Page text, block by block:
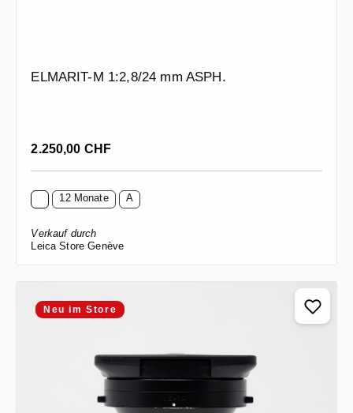
ELMARIT-M 1:2,8/24 mm ASPH.
Regulärer Preis:
2.250,00 CHF
12 Monate A
Verkauf durch
Leica Store Genève
Neu im Store